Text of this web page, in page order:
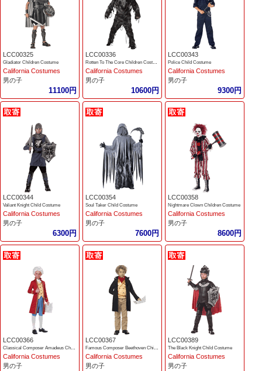
LCC00325
Gladiator Children Costume
California Costumes
男の子
11100円
LCC00336
California Costumes
男の子
10600円
LCC00343
Police Child Costume
California Costumes
男の子
9300円
LCC00344
Valiant Knight Child Costume
California Costumes
男の子
6300円
LCC00354
Soul Taker Child Costume
California Costumes
男の子
7600円
LCC00358
Nightmare Clown Children Costume
California Costumes
男の子
8600円
LCC00366
Classical Composer Amadeus Child Costume
California Costumes
男の子
LCC00367
Famous Composer Beethoven Child Costume
California Costumes
男の子
LCC00389
The Black Knight Child Costume
California Costumes
男の子